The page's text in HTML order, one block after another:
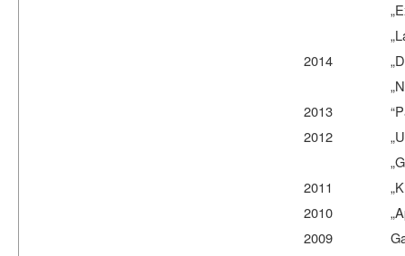
2014
„New
2013 “Parallel
2012 „Upon
2011
2010
2009 Galerie